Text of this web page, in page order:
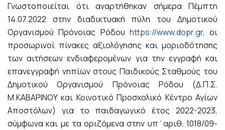
Γνωστοποιείται ότι αναρτήθηκαν σήμερα Πέμπτη
14.07.2022 στην διαδικτυακή πύλη του Δημοτικού
Οργανισμού Πρόνοιας Ρόδου https://www.dopr.gr, οι
προσωρινοί πίνακες αξιολόγησης και μοριοδότησης
των αιτήσεων ενδιαφερομένων για την εγγραφή και
επανεγγραφή νηπίων στους Παιδικούς Σταθμούς του
Δημοτικού Οργανισμού Πρόνοιας Ρόδου (Δ.Π.Σ.
Μ.ΚΑΒΑΡΙΝΟΥ και Κοινοτικό Προσχολικό Κέντρο Αγίων
Αποστόλων) για το παιδαγωγικό έτος 2022-2023,
σύμφωνα και με τα οριζόμενα στην υπ΄αριθ. 1018/09-